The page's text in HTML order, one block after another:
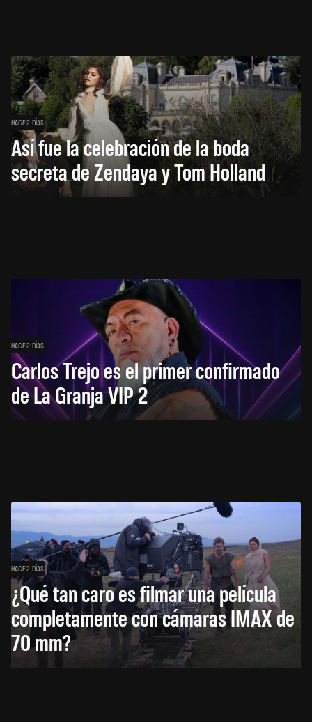
HACE 2 DÍAS
Así fue la celebración de la boda
secreta de Zendaya y Tom Holland
HACE 2 DÍAS
Carlos Trejo es el primer confirmado
de La Granja VIP 2
HACE 2 DÍAS
¿Qué tan caro es filmar una película
completamente con cámaras IMAX de
70 mm?